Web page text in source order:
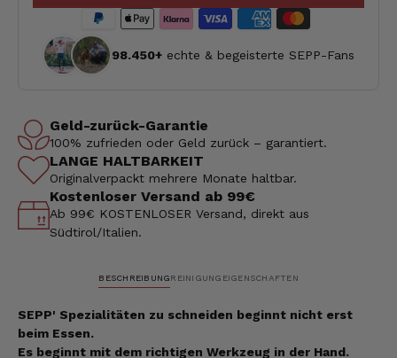
98.450+ echte & begeisterte SEPP-Fans
Geld-zurück-Garantie
100% zufrieden oder Geld zurück – garantiert.
LANGE HALTBARKEIT
Originalverpackt mehrere Monate haltbar.
Kostenloser Versand ab 99€
Ab 99€ KOSTENLOSER Versand, direkt aus
Südtirol/Italien.
BESCHREIBUNGREINIGUNG EIGENSCHAFTEN
SEPP' Spezialitäten zu schneiden beginnt nicht erst
beim Essen.
Es beginnt mit dem richtigen Werkzeug in der Hand.